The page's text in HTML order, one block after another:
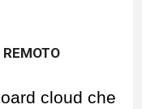
cloud che